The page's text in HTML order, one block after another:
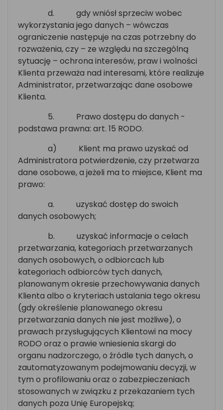
d.
gdy wniósł sprzeciw wobec
wykorzystania jego danych – wówczas
ograniczenie następuje na czas potrzebny do
rozważenia, czy – ze względu na szczególną
sytuację – ochrona interesów, praw i wolności
Klienta przeważa nad interesami, które realizuje
Administrator, przetwarzając dane osobowe
Klienta.
5.
Prawo dostępu do danych -
podstawa prawna: art. 15 RODO.
a)
Klient ma prawo uzyskać od
Administratora potwierdzenie, czy przetwarza
dane osobowe, a jeżeli ma to miejsce, Klient ma
prawo:
a.
uzyskać dostęp do swoich
danych osobowych;
b.
uzyskać informacje o celach
przetwarzania, kategoriach przetwarzanych
danych osobowych, o odbiorcach lub
kategoriach odbiorców tych danych,
planowanym okresie przechowywania danych
Klienta albo o kryteriach ustalania tego okresu
(gdy określenie planowanego okresu
przetwarzania danych nie jest możliwe), o
prawach przysługujących Klientowi na mocy
RODO oraz o prawie wniesienia skargi do
organu nadzorczego, o źródle tych danych, o
zautomatyzowanym podejmowaniu decyzji, w
tym o profilowaniu oraz o zabezpieczeniach
stosowanych w związku z przekazaniem tych
danych poza Unię Europejską;